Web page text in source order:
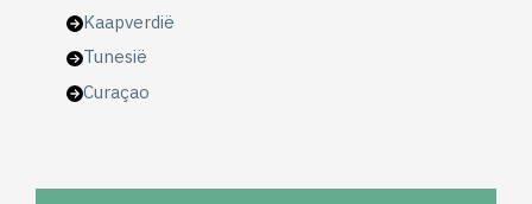
Kaapverdië
Tunesië
Curaçao